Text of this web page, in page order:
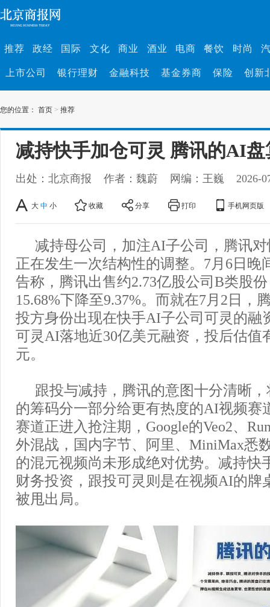
推荐 政经 国际 文化 商业 酒业 电商 餐饮 时尚
上市公司 银行理财 金融科技 基金券商 保险 创新
您的位置： 首页 > 推荐
减持快手加仓可灵 腾讯的AI盘
出处：北京商报 作者：魏蔚 网编：王巍 2026-
大 中 小 收藏 分享 打印 手机网页版
减持母公司，加注AI子公司，腾讯
正在发生一次结构性的调整。7月6日晚
告称，腾讯出售约2.73亿股公司B类股
15.68%下降至9.37%。而就在7月2日，
投方身份出现在快手AI子公司可灵的融
可灵AI落地近30亿美元融资，投后估值
元。
跟投与减持，腾讯的意图十分清晰
的筹码分一部分给更有热度的AI视频赛
赛道正进入抢注期，Google的Veo2、
外混战，国内字节、阿里、MiniMax悉
的混元视频尚未形成绝对优势。减持快
财务投资，跟投可灵则是在视频AI的牌
被甩出局。